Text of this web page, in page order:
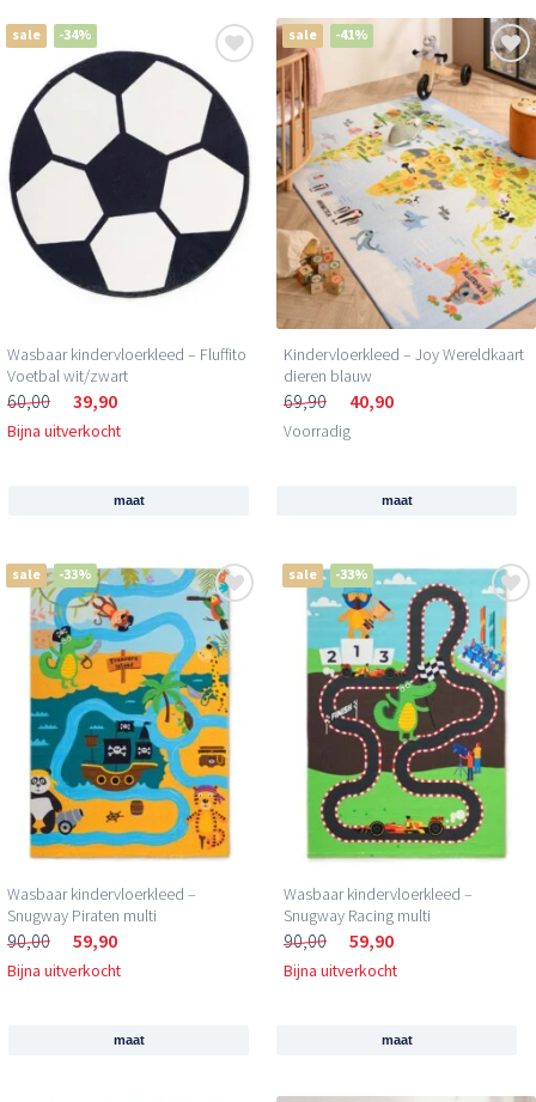
sale -34%
Wasbaar kindervloerkleed – Fluffito
Voetbal wit/zwart
60,00 39,90
Bijna uitverkocht
maat
sale -41%
Kindervloerkleed – Joy Wereldkaart
dieren blauw
69,90 40,90
Voorradig
maat
sale -33%
Wasbaar kindervloerkleed –
Snugway Piraten multi
90,00 59,90
Bijna uitverkocht
maat
sale -33%
Wasbaar kindervloerkleed –
Snugway Racing multi
90,00 59,90
Bijna uitverkocht
maat